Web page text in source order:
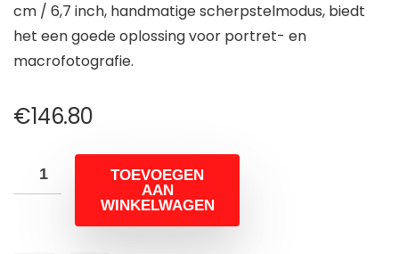
cm / 6,7 inch, handmatige scherpstelmodus, biedt
het een goede oplossing voor portret- en
macrofotografie.
€146.80
TOEVOEGEN
AAN
WINKELWAGEN